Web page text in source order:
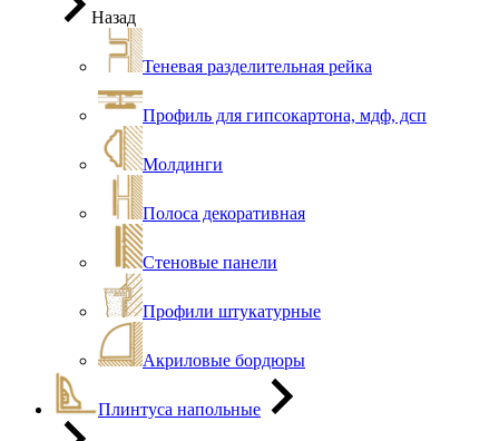
Назад
Теневая разделительная рейка
Профиль для гипсокартона, мдф, дсп
Молдинги
Полоса декоративная
Стеновые панели
Профили штукатурные
Акриловые бордюры
Плинтуса напольные